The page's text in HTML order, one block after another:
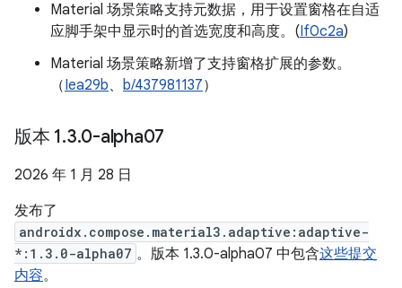
Material 场景策略支持元数据，用于设置窗格在自适
应脚手架中显示时的首选宽度和高度。(If0c2a)
Material 场景策略新增了支持窗格扩展的参数。
（Iea29b、 b/437981137）
版本 1.3.0-alpha07
2026 年 1 月 28 日
发布了
androidx.compose.material3.adaptive:adaptive-
*:1.3.0-alpha07 。版本 1.3.0-alpha07 中包含这些提交
内容。